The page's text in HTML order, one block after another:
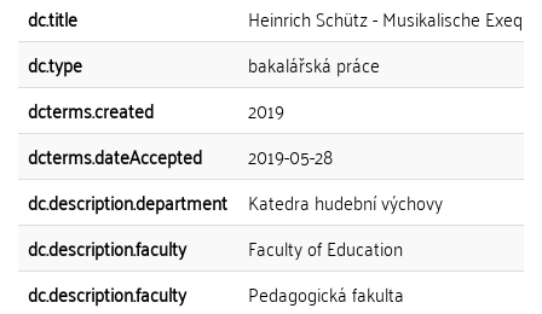
dc.title
Heinrich Schütz - Musikalische
dc.type
bakalářská práce
dcterms.created
2019
dcterms.dateAccepted
2019-05-28
dc.description.department
Katedra hudební výchovy
dc.description.faculty
Faculty of Education
dc.description.faculty
Pedagogická fakulta